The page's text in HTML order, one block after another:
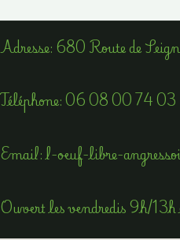
Adress​e: 680 Route de
Téléphone​:06 08 00 74 03
Email​: l-oeuf-libre-
Ouvert les vendredis 9h/